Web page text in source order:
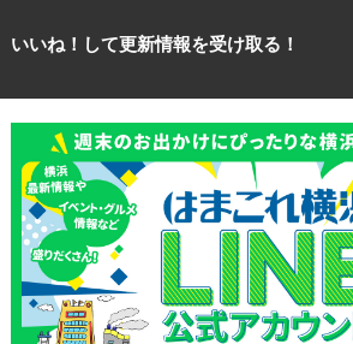
いいね！して更新情報を受け取る！